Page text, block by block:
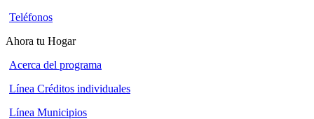
Teléfonos
Ahora tu Hogar
Acerca del programa
Línea Créditos individuales
Línea Municipios